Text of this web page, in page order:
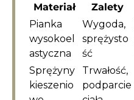
Materiał
Zalety
Pianka
wysokoel
astyczna
Wygoda,
sprężysto
ść
Sprężyny
kieszenio
Trwałość,
podparcie